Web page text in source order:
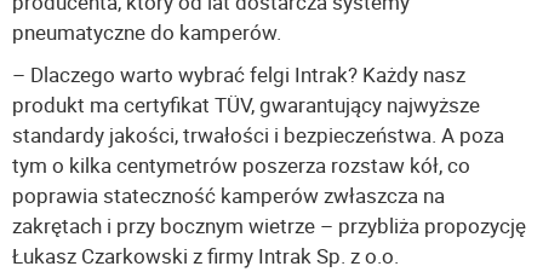
pneumatyczne do kamperów.
– Dlaczego warto wybrać felgi Intrak? Każdy nasz
produkt ma certyfikat TÜV, gwarantujący najwyższe
standardy jakości, trwałości i bezpieczeństwa. A poza
tym o kilka centymetrów poszerza rozstaw kół, co
poprawia stateczność kamperów zwłaszcza na
zakrętach i przy bocznym wietrze – przybliża propozycję
Łukasz Czarkowski z firmy Intrak Sp. z o.o.